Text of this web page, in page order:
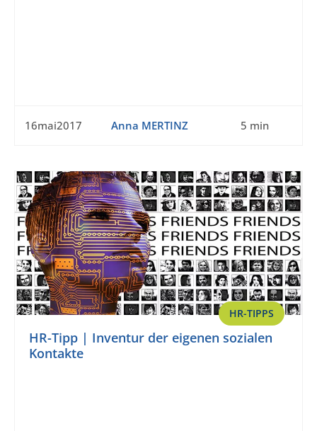
16mai2017 Anna MERTINZ 5 min
HR-TIPPS
HR-Tipp | Inventur der eigenen sozialen
Kontakte